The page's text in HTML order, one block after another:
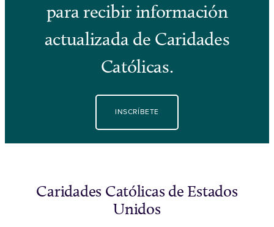
para recibir información
actualizada de Caridades
Católicas.
INSCRÍBETE
Caridades Católicas de Estados
Unidos